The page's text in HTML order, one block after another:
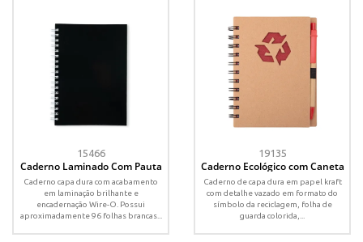
15466
Caderno Laminado Com Pauta
Caderno capa dura com acabamento
em laminação brilhante e
encadernação Wire-O. Possui
aproximadamente 96 folhas brancas...
19135
Caderno Ecológico com Caneta
Caderno de capa dura em papel kraft
com detalhe vazado em formato do
símbolo da reciclagem, folha de
guarda colorida,...